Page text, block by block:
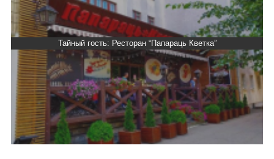
Тайный гость: ресторан